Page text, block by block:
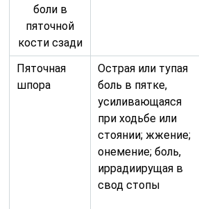
боли в
пяточной
кости сзади
Пяточная
шпора
Острая или тупая
боль в пятке,
усиливающаяся
при ходьбе или
стоянии; жжение;
онемение; боль,
иррадиирущая в
свод стопы